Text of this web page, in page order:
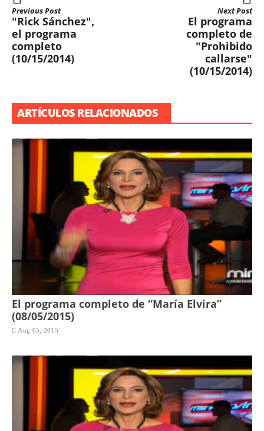
Previous Post
"Rick Sánchez",
el programa
completo
(10/15/2014)
Next Post
El programa
completo de
"Prohibido
callarse"
(10/15/2014)
ARTÍCULOS RELACIONADOS
El programa completo de “María Elvira”
(08/05/2015)
Aug 05, 2015